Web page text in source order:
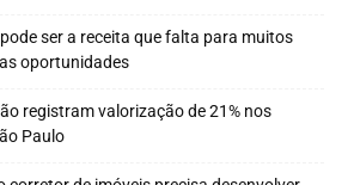
ser a receita que falta para muitos
oportunidades
registram valorização de 21% nos
Paulo